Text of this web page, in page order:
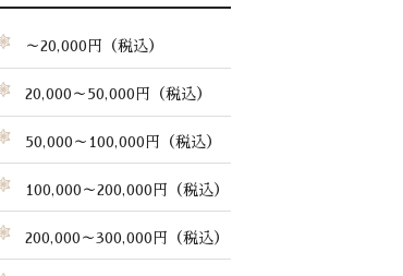
～20,000円（税込）
20,000～50,000円（税込）
50,000～100,000円（税込）
100,000～200,000円（税込）
200,000～300,000円（税込）